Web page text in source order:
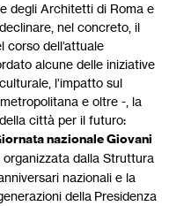
degli Architetti di Roma e
nel concreto, il
dell’attuale
alcune delle iniziative
l’impatto sul
e oltre -, la
città per il futuro:
nazionale Giovani
organizzata dalla Struttura
nazionali e la
della Presidenza